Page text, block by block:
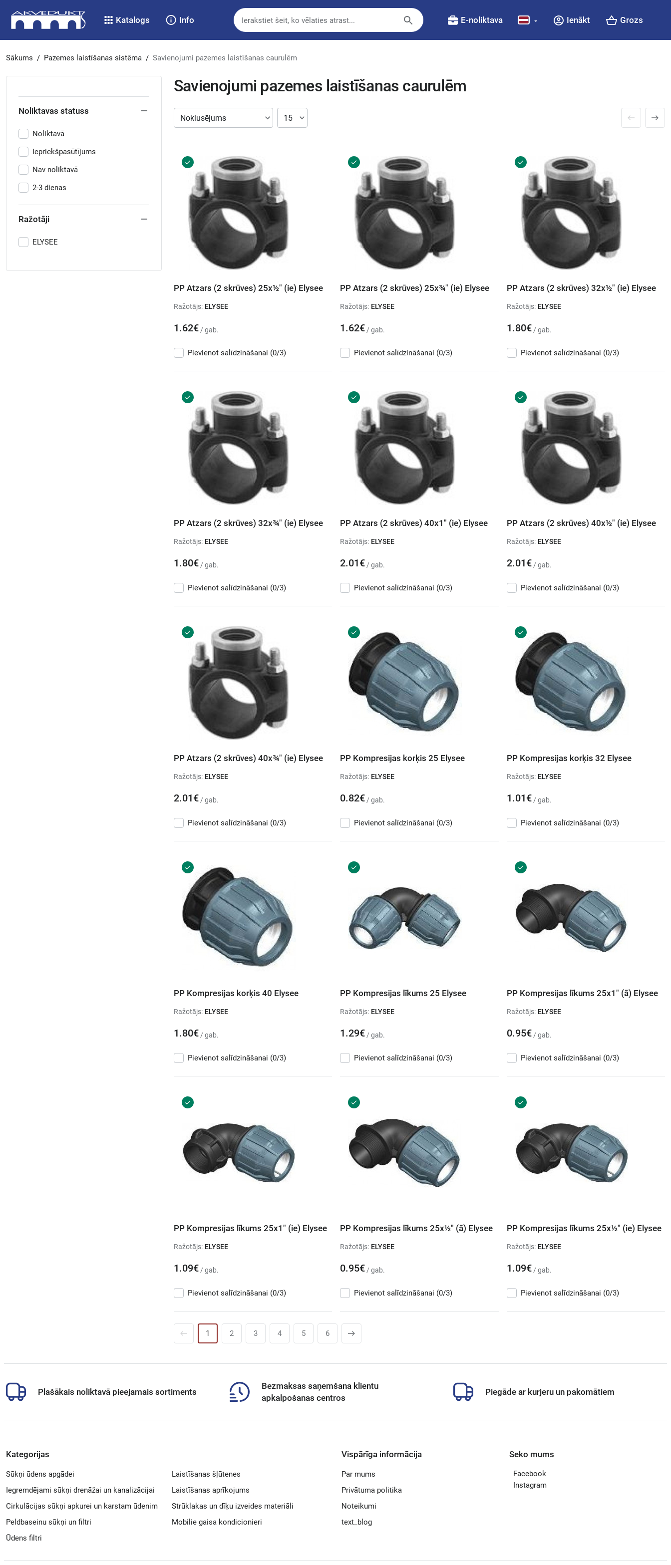
Katalogs Info E-noliktava Ienākt Grozs
Sākums / Pazemes laistīšanas sistēma / Savienojumi pazemes laistīšanas caurulēm
Noliktavas statuss
Noliktavā
Iepriekšpasūtījums
Nav noliktavā
2-3 dienas
Ražotāji
ELYSEE
Savienojumi pazemes laistīšanas caurulēm
PP Atzars (2 skrūves) 25x½" (ie) Elysee
Ražotājs: ELYSEE
1.62€ / gab.
Pievienot salīdzināšanai (0/3)
PP Atzars (2 skrūves) 25x¾" (ie) Elysee
Ražotājs: ELYSEE
1.62€ / gab.
Pievienot salīdzināšanai (0/3)
PP Atzars (2 skrūves) 32x½" (ie) Elysee
Ražotājs: ELYSEE
1.80€/ gab.
Pievienot salīdzināšanai (0/3)
PP Atzars (2 skrūves) 32x¾" (ie) Elysee
Ražotājs: ELYSEE
1.80€ / gab.
Pievienot salīdzināšanai (0/3)
PP Atzars (2 skrūves) 40x1" (ie) Elysee
Ražotājs: ELYSEE
2.01€ / gab.
Pievienot salīdzināšanai (0/3)
PP Atzars (2 skrūves) 40x½" (ie) Elysee
Ražotājs: ELYSEE
2.01€/ gab.
Pievienot salīdzināšanai (0/3)
PP Atzars (2 skrūves) 40x¾" (ie) Elysee
Ražotājs: ELYSEE
2.01€ / gab.
Pievienot salīdzināšanai (0/3)
PP Kompresijas korķis 25 Elysee
Ražotājs: ELYSEE
0.82€ / gab.
Pievienot salīdzināšanai (0/3)
PP Kompresijas korķis 32 Elysee
Ražotājs: ELYSEE
1.01€/ gab.
Pievienot salīdzināšanai (0/3)
PP Kompresijas korķis 40 Elysee
Ražotājs: ELYSEE
1.80€ / gab.
Pievienot salīdzināšanai (0/3)
PP Kompresijas līkums 25 Elysee
Ražotājs: ELYSEE
1.29€ / gab.
Pievienot salīdzināšanai (0/3)
PP Kompresijas līkums 25x1" (ā) Elysee
Ražotājs: ELYSEE
0.95€/ gab.
Pievienot salīdzināšanai (0/3)
PP Kompresijas līkums 25x1" (ie) Elysee
Ražotājs: ELYSEE
1.09€ / gab.
Pievienot salīdzināšanai (0/3)
PP Kompresijas līkums 25x½" (ā) Elysee
Ražotājs: ELYSEE
0.95€ / gab.
Pievienot salīdzināšanai (0/3)
PP Kompresijas līkums 25x½" (ie) Elysee
Ražotājs: ELYSEE
1.09€/ gab.
Pievienot salīdzināšanai (0/3)
1 2 3 4 5 6
Plašākais noliktavā pieejamais sortiments
Bezmaksas saņemšana klientu
apkalpošanas centros
Piegāde ar kurjeru un pakomātiem
Kategorijas
Sūkņi ūdens apgādei
Iegremdējami sūkņi drenāžai un kanalizācijai
Cirkulācijas sūkņi apkurei un karstam ūdenim
Peldbaseinu sūkņi un filtri
Ūdens filtri
Laistīšanas šļūtenes
Laistīšanas aprīkojums
Strūklakas un dīķu izveides materiāli
Mobilie gaisa kondicionieri
Vispārīga informācija
Par mums
Privātuma politika
Noteikumi
text_blog
Seko mums
Facebook
Instagram